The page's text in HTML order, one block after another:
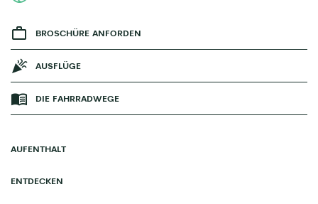
BROSCHÜRE ANFORDEN
AUSFLÜGE
DIE FAHRRADWEGE
AUFENTHALT
ENTDECKEN